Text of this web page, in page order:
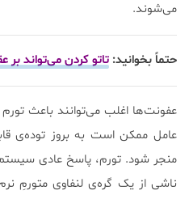
می‌شوند.
حتماً بخوانید: تاتو کردن می‌تواند بر
عفونت‌ها اغلب می‌توانند باعث
عامل ممکن است به بروز توده‌ی
منجر شود. تورم، پاسخ عادی
ناشی از یک گره‌ی لنفاوی متورمِ